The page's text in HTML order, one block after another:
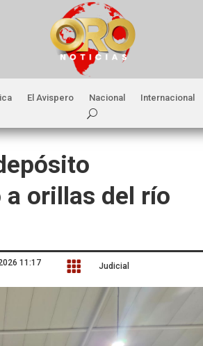
El Avispero Nacional Internacional
orillas del río
11:17
 Judicial